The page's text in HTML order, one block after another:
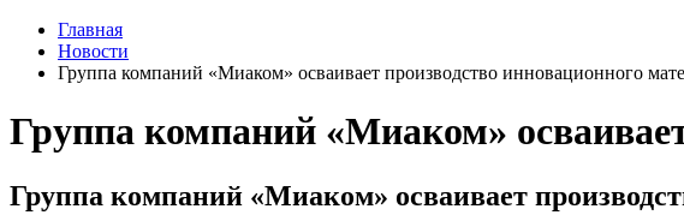
Главная
Новости
Группа компаний «Миаком» осваивает производство инновационного
Группа компаний «Миаком»
Группа компаний «Миаком» осваивает